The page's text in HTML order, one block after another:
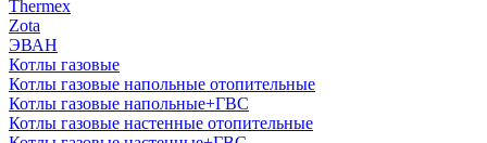
Thermex
Zota
ЭВАН
Котлы газовые
Котлы газовые напольные отопительные
Котлы газовые напольные+ГВС
Котлы газовые настенные отопительные